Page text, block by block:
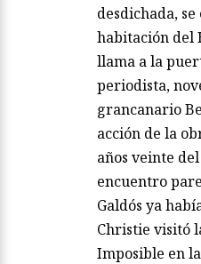
desdichada,
habitación del
llama a la
periodista,
grancanario
acción de la
años veinte
encuentro
Galdós ya
Christie visitó
Imposible en